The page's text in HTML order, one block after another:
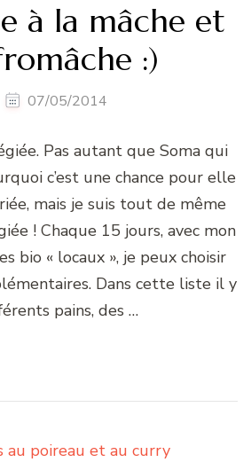
à la mâche et
:)
07/05/2014
Pas autant que Soma qui
c’est une chance pour elle
mais je suis tout de même
! Chaque 15 jours, avec mon
bio « locaux », je peux choisir
Dans cette liste il y
pains, des …